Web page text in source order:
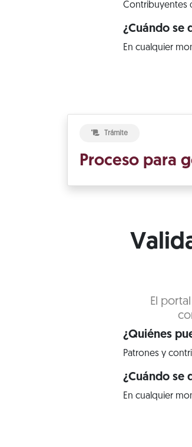
Contribuyentes
¿Cuándo se
En cualquier
Trámite
Proceso para
El
¿Quiénes
Patrones y
¿Cuándo se
En cualquier